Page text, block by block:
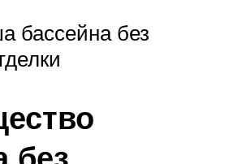
бассейна без